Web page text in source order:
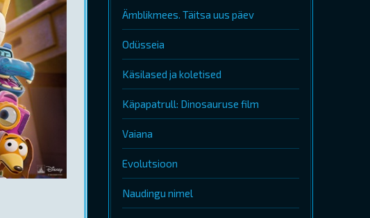
Ämblikmees. Täitsa uus päev
Odüsseia
Käsilased ja koletised
Käpapatrull: Dinosauruse film
Vaiana
Evolutsioon
Naudingu nimel